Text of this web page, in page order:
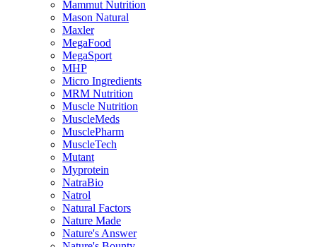
Mammut Nutrition
Mason Natural
Maxler
MegaFood
MegaSport
MHP
Micro Ingredients
MRM Nutrition
Muscle Nutrition
MuscleMeds
MusclePharm
MuscleTech
Mutant
Myprotein
NatraBio
Natrol
Natural Factors
Nature Made
Nature's Answer